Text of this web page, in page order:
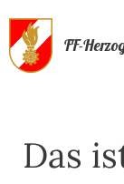
FF-
Das